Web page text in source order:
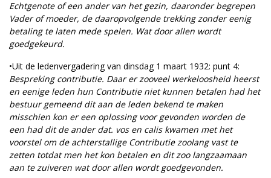
Echtgenote of een ander van het gezin, daaronder begrepen
Vader of moeder, de daaropvolgende trekking zonder eenig
betaling te laten mede spelen. Wat door allen wordt
goedgekeurd.
•Uit de ledenvergadering van dinsdag 1 maart 1932: punt 4:
Bespreking contributie. Daar er zooveel werkeloosheid heerst
en eenige leden hun Contributie niet kunnen betalen had het
bestuur gemeend dit aan de leden bekend te maken
misschien kon er een oplossing voor gevonden worden de
een had dit de ander dat. vos en calis kwamen met het
voorstel om de achterstallige Contributie zoolang vast te
zetten totdat men het kon betalen en dit zoo langzaamaan
aan te zuiveren wat door allen wordt goedgevonden.